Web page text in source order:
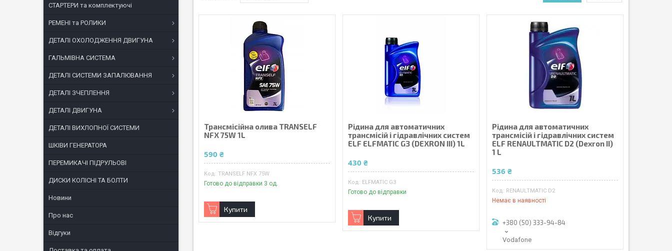
Трансмісійна олива TRANSELF
NFX 75W 1L
590 ₴
TRANSELF NFX 75W
Готово до відправки 3 од.
Купити
Рідина для автоматичних
трансмісій і гідравлічних систем
ELF ELFMATIC G3 (DEXRON III) 1L
430 ₴
ELFMATIC G3
Готово до відправки
Купити
Рідина для автоматичних
трансмісій і гідравлічних систем
ELF RENAULTMATIC D2 (Dexron II)
1 L
536 ₴
RENAULTMATIC D2
Немає в наявності
+380 (50) 333-94-84
Vodafone
СТАРТЕРИ та комплектуючі
РЕМЕНІ та РОЛИКИ
ДЕТАЛІ ОХОЛОДЖЕННЯ ДВИГУНА
ГАЛЬМІВНА СИСТЕМА
ДЕТАЛІ СИСТЕМИ ЗАПАЛЮВАННЯ
ДЕТАЛІ ЗЧЕПЛЕННЯ
ДЕТАЛІ ДВИГУНА
ДЕТАЛІ ВИХЛОПНОЇ СИСТЕМИ
ШКІВИ ГЕНЕРАТОРА
ПЕРЕМИКАЧІ ПІДРУЛЬОВІ
ДИСКИ КОЛІСНІ ТА БОЛТИ
Новини
Про нас
Відгуки